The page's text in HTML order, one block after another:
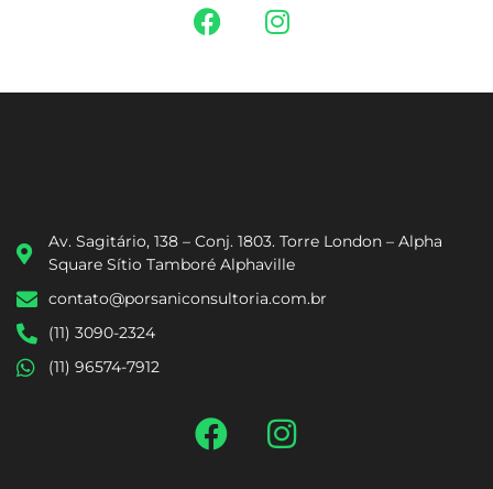
Av. Sagitário, 138 – Conj. 1803. Torre London – Alpha
Square Sítio Tamboré Alphaville
contato@porsaniconsultoria.com.br
(11) 3090-2324
(11) 96574-7912